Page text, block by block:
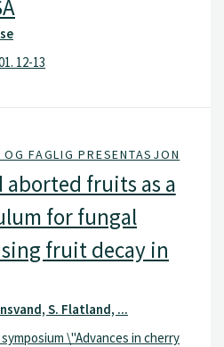
12-13
FAGLIG PRESENTASJON
aborted fruits as a
for fungal
fruit decay in
S. Flatland, ...
\"Advances in cherry